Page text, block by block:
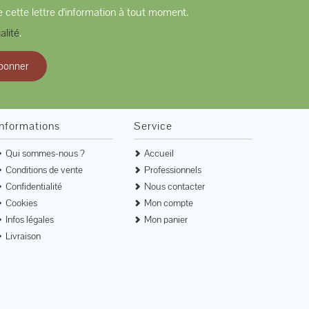
cette lettre d'information à tout moment.
.
Qui sommes-nous ?
Conditions de vente
Confidentialité
Cookies
Infos légales
Livraison
Service
Accueil
Professionnels
Nous contacter
Mon compte
Mon panier